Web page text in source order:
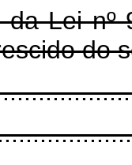
Lei nº
do